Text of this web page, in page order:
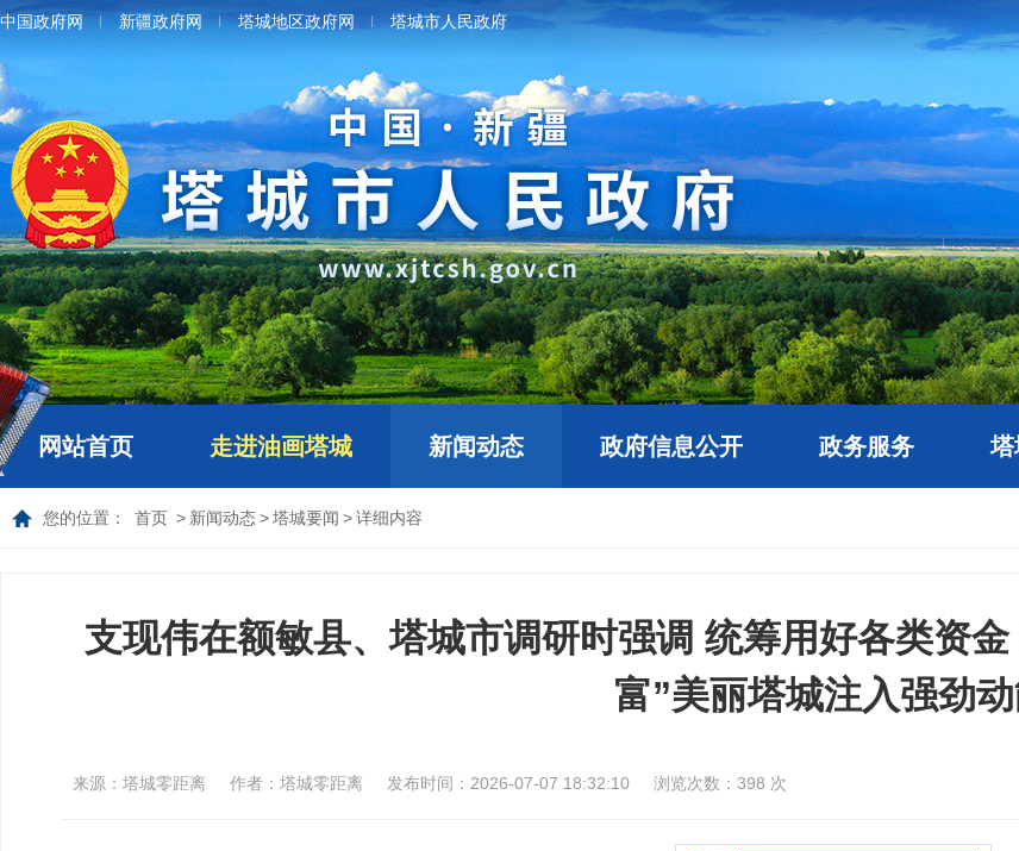
中国政府网 新疆政府网 塔城地区政府网 塔城市人民政府
网站首页 走进油画塔城 新闻动态 政府信息公开 政务服务 塔
您的位置： 首页 > 新闻动态>塔城要闻 >详细内容
支现伟在额敏县、塔城市调研时强调 统筹用好各类资
富”美丽塔城注入强劲
来源：塔城零距离 作者：塔城零距离 发布时间：2026-07-07 18:32:10 浏览次数： 398 次